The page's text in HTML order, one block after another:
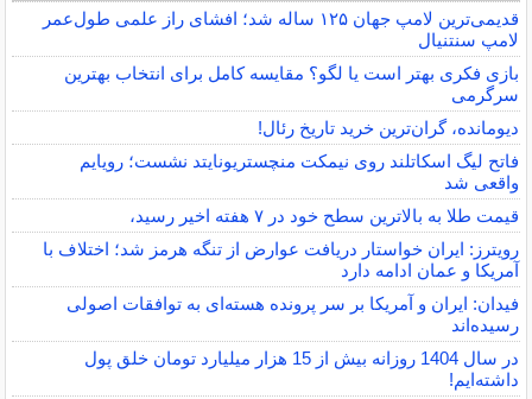
قدیمی‌ترین لامپ جهان ۱۲۵ ساله شد؛ افشای راز علمی طول‌عمر
لامپ سنتنیال
بازی فکری بهتر است یا لگو؟ مقایسه کامل برای انتخاب بهترین
سرگرمی
دیومانده، گران‌ترین خرید تاریخ رئال!
فاتح لیگ اسکاتلند روی نیمکت منچستریونایتد نشست؛ رویایم
واقعی شد
قیمت طلا به بالاترین سطح خود در ۷ هفته اخیر رسید،
رویترز: ایران خواستار دریافت عوارض از تنگه هرمز شد؛ اختلاف با
آمریکا و عمان ادامه دارد
فیدان: ایران و آمریکا بر سر پرونده هسته‌ای به توافقات اصولی
رسیده‌اند
در سال 1404 روزانه بیش از 15 هزار میلیارد تومان خلق پول
داشته‌ایم!